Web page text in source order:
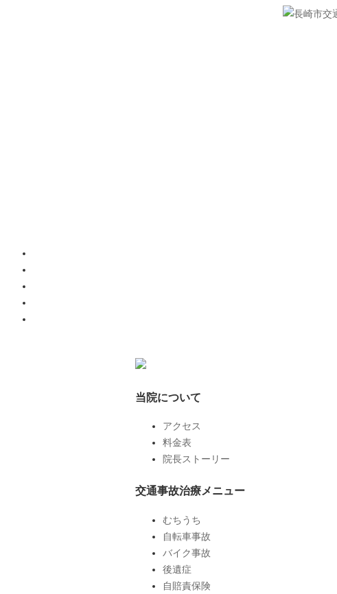
当院について
アクセス
料金表
院長ストーリー
交通事故治療メニュー
むちうち
自転車事故
バイク事故
後遺症
自賠責保険